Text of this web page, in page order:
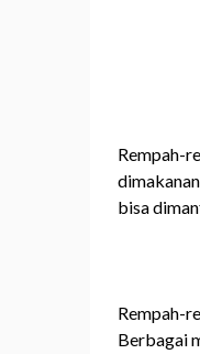
Rempah-
bisa
Rempah-
Berbagai